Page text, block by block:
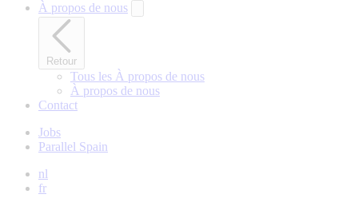
À propos de nous
Retour
Tous les À propos de nous
À propos de nous
Contact
Jobs
Parallel Spain
nl
fr